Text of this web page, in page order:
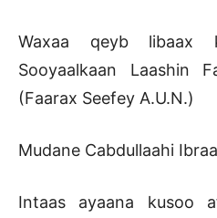
Waxaa qeyb libaax
Sooyaalkaan Laashin
(Faarax Seefey A.U.N.)
Mudane Cabdullaahi
Intaas ayaana kusoo